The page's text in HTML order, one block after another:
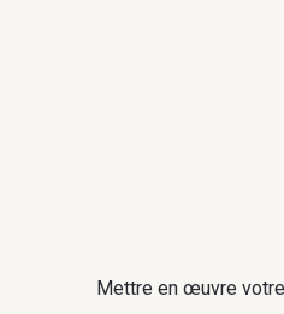
Mettre en œuvre